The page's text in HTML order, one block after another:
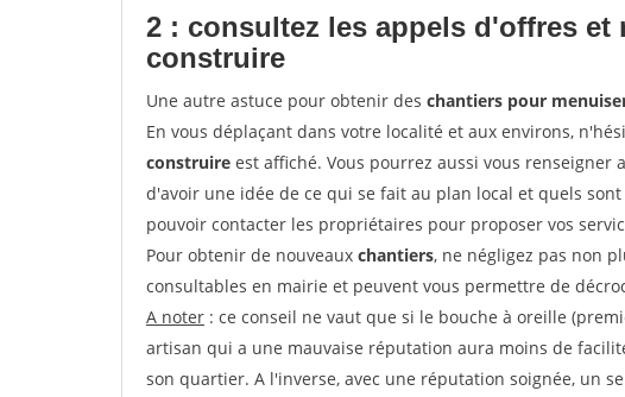
2 : consultez les appels d'offres et
construire
Une autre astuce pour obtenir des chantiers pour
En vous déplaçant dans votre localité et aux environs,
construire est affiché. Vous pourrez aussi vous
d'avoir une idée de ce qui se fait au plan local et quels
pouvoir contacter les propriétaires pour proposer vos
Pour obtenir de nouveaux chantiers, ne négligez pas non
consultables en mairie et peuvent vous permettre de
A noter : ce conseil ne vaut que si le bouche à oreille
artisan qui a une mauvaise réputation aura moins de
son quartier. A l'inverse, avec une réputation soignée, un